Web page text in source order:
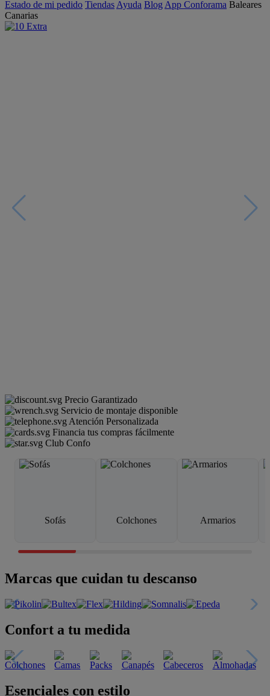
Estado de mi pedido Tiendas Ayuda Blog App Conforama Baleares
Canarias
Precio Garantizado
Servicio de montaje disponible
Atención Personalizada
Financia tus compras fácilmente
Club Confo
Sofás Colchones Armarios
Marcas que cuidan tu descanso
Confort a tu medida
Esenciales con estilo